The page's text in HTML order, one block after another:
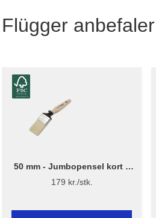
Flügger anbefaler
50 mm - Jumbopensel kort –
Flügger Excellence Series
179 kr./stk.